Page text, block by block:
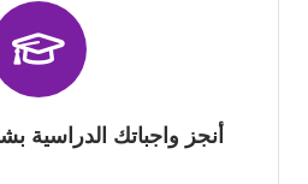
أنجز واجباتك الدراسية